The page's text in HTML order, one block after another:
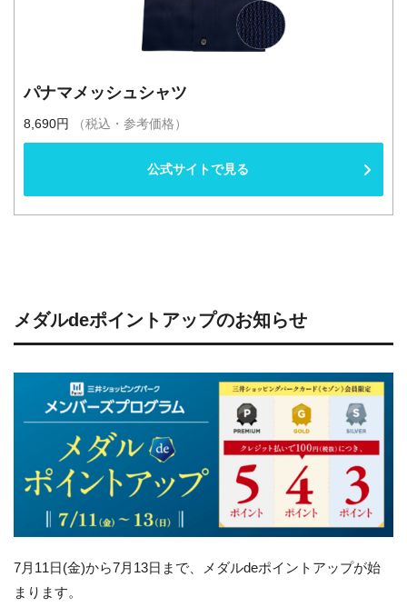
パナマメッシュシャツ
8,690円 （税込・参考価格）
公式サイトで見る
メダルdeポイントアップのお知らせ
7月11日(金)から7月13日まで、メダルdeポイントアップが始
まります。